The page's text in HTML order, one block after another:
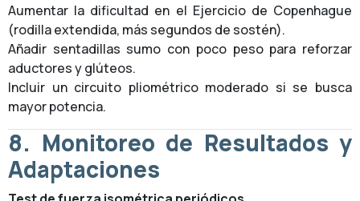
Aumentar la dificultad en el Ejercicio de Copenhague
(rodilla extendida, más segundos de sostén).
Añadir sentadillas sumo con poco peso para reforzar
aductores y glúteos.
Incluir un circuito pliométrico moderado si se busca
mayor potencia.
8. Monitoreo de Resultados y
Adaptaciones